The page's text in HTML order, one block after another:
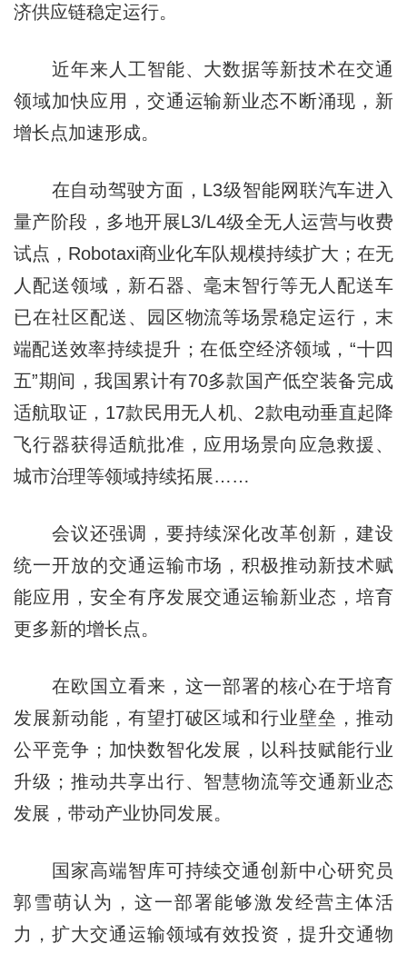
济供应链稳定运行。
近年来人工智能、大数据等新技术在交通
领域加快应用，交通运输新业态不断涌现，新
增长点加速形成。
在自动驾驶方面，L3级智能网联汽车进入
量产阶段，多地开展L3/L4级全无人运营与收费
试点，Robotaxi商业化车队规模持续扩大；在无
人配送领域，新石器、毫末智行等无人配送车
已在社区配送、园区物流等场景稳定运行，末
端配送效率持续提升；在低空经济领域，“十四
五”期间，我国累计有70多款国产低空装备完成
适航取证，17款民用无人机、2款电动垂直起降
飞行器获得适航批准，应用场景向应急救援、
城市治理等领域持续拓展……
会议还强调，要持续深化改革创新，建设
统一开放的交通运输市场，积极推动新技术赋
能应用，安全有序发展交通运输新业态，培育
更多新的增长点。
在欧国立看来，这一部署的核心在于培育
发展新动能，有望打破区域和行业壁垒，推动
公平竞争；加快数智化发展，以科技赋能行业
升级；推动共享出行、智慧物流等交通新业态
发展，带动产业协同发展。
国家高端智库可持续交通创新中心研究员
郭雪萌认为，这一部署能够激发经营主体活
力，扩大交通运输领域有效投资，提升交通物